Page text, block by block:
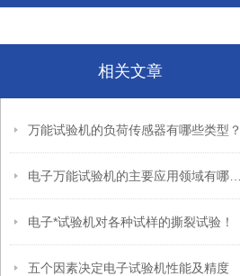
相关文章
万能试验机的负荷传感器有哪些类型？
电子*试验机对各种试样的撕裂试验！
五个因素决定电子试验机性能及精度